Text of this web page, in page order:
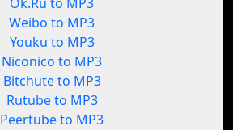
Weibo to MP3
Youku to MP3
Niconico to MP3
Bitchute to MP3
Rutube to MP3
Peertube to MP3